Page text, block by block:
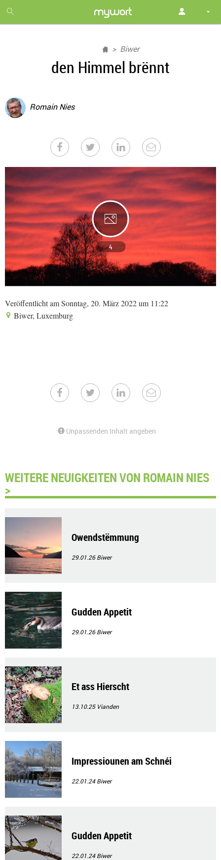
month
free
Biwer
den Himmel brënnt
Romain Nies
4
Veröffentlicht am Sonntag, 20. März 2022 um 11:22
Biwer, Luxemburg
Unpassenden Inhalt angeben
WEITERE NEUIGKEITEN VON ROMAIN NIES
>
Owendstëmmung
29.01.26Biwer
Gudden Appetit
29.01.26Biwer
Et ass Hierscht
13.10.25 Vianden
Impressiounen am Schnéi
22.01.24Biwer
Gudden Appetit
22.01.24Biwer